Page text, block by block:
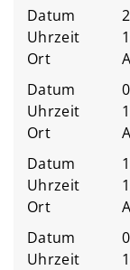
Datum
Uhrzeit
Ort
Datum
Uhrzeit
Ort
Datum
Uhrzeit
Ort
Datum
Uhrzeit